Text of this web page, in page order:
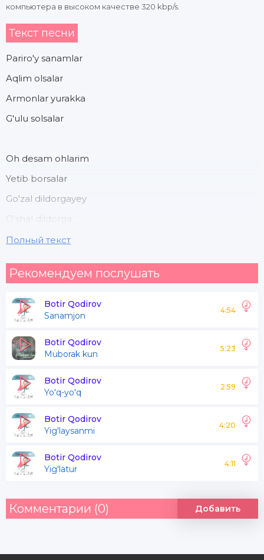
компьютера в высоком качестве 320 kbp/s.
Текст песни
Pariro'y sanamlar
Aqlim olsalar
Armonlar yurakka
G'ulu solsalar
Oh desam ohlarim
Yetib borsalar
Go'zal dildorgayey
O'shal dildorga
Quzg'unlar uchsa
Ismingni bahorlar
Guldan so'rasa
Men emas sevgimni
Hayollar quchsa
Bu jonim halakda
Jonim halakda
Buzulib biz qilgan
Ko'nglimdan suv ichib
O'sdi hijronlar
Полный текст
Рекомендуем послушать
Botir Qodirov
Sanamjon
4:54
Botir Qodirov
Muborak kun
5:23
Botir Qodirov
Yo'q-yo'q
2:59
Botir Qodirov
Yig'laysanmi
4:20
Botir Qodirov
Yig'latur
4:11
Комментарии (0) Добавить